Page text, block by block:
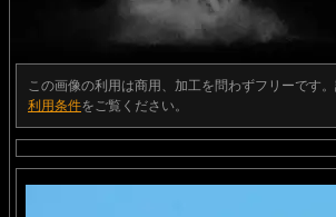
この画像の利用は商用、加工を問わずフリーです
利用条件をご覧ください。